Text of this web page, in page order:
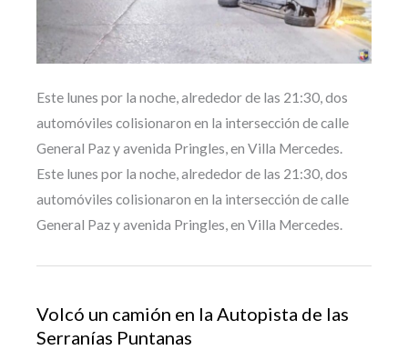
Este lunes por la noche, alrededor de las 21:30, dos
automóviles colisionaron en la intersección de calle
General Paz y avenida Pringles, en Villa Mercedes.
Este lunes por la noche, alrededor de las 21:30, dos
automóviles colisionaron en la intersección de calle
General Paz y avenida Pringles, en Villa Mercedes.
Volcó un camión en la Autopista de las
Serranías Puntanas